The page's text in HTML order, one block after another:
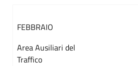
FEBBRAIO
Area Ausiliari del
Traffico